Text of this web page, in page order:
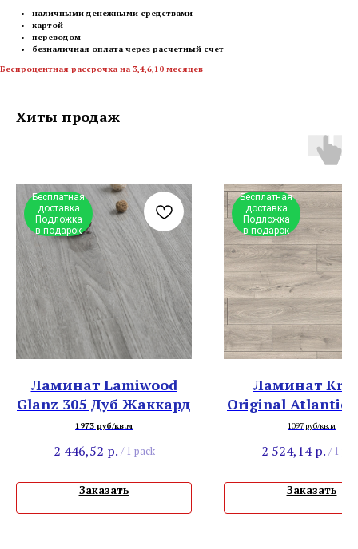
наличными денежными средствами
картой
переводом
безналичная оплата через расчетный счет
Беспроцентная рассрочка на 3,4,6,10 месяцев
Хиты продаж
Бесплатная
доставка
Подложка
в подарок
Ламинат Lamiwood
Glanz 305 Дуб Жаккард
1973 руб/кв.м
2 446,52 р. / 1 pack
Заказать
Бесплатная
доставка
Подложка
в подарок
Ламинат
Original Atlantic
K451 Дуб1097 руб/кв.м
2 524,14 р. / 1
Заказать